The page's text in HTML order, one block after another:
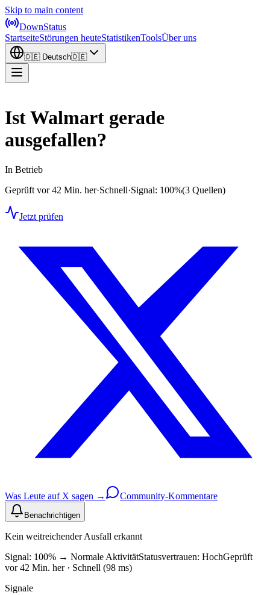
Skip to main content
DownStatus
StartseiteStörungen heuteStatistikenToolsÜber uns
🇩🇪 Deutsch🇩🇪
Ist Walmart gerade
ausgefallen?
In Betrieb
Geprüft vor 42 Min. her·Schnell·Signal: 100%(3 Quellen)
Jetzt prüfen
Was Leute auf X sagen → Community-Kommentare
Benachrichtigen
Kein weitreichender Ausfall erkannt
Signal: 100% → Normale AktivitätStatusvertrauen: HochGeprüft
vor 42 Min. her · Schnell (98 ms)
Signale